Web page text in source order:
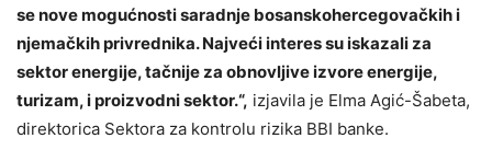
se nove mogućnosti saradnje bosanskohercegovačkih i
njemačkih privrednika. Najveći interes su iskazali za
sektor energije, tačnije za obnovljive izvore energije,
turizam, i proizvodni sektor.“, izjavila je Elma Agić-Šabeta,
direktorica Sektora za kontrolu rizika BBI banke.